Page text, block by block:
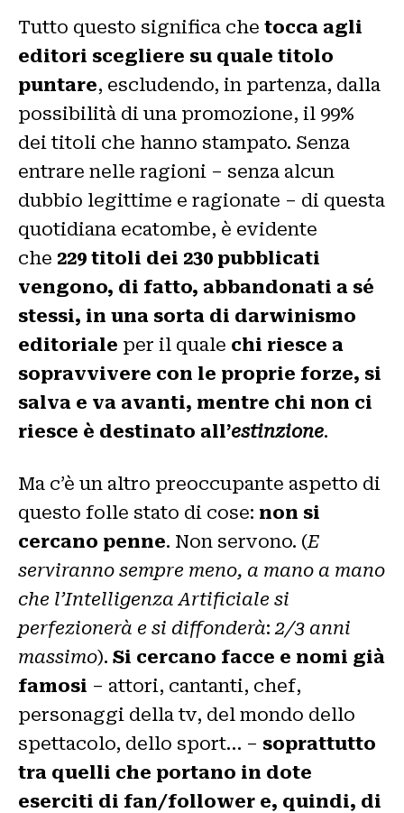
Tutto questo significa che tocca agli
editori scegliere su quale titolo
puntare, escludendo, in partenza, dalla
possibilità di una promozione, il 99%
dei titoli che hanno stampato. Senza
entrare nelle ragioni – senza alcun
dubbio legittime e ragionate – di questa
quotidiana ecatombe, è evidente
che 229 titoli dei 230 pubblicati
vengono, di fatto, abbandonati a sé
stessi, in una sorta di darwinismo
editoriale per il quale chi riesce a
sopravvivere con le proprie forze, si
salva e va avanti, mentre chi non ci
riesce è destinato all’estinzione.
Ma c’è un altro preoccupante aspetto di
questo folle stato di cose: non si
cercano penne. Non servono. (E
serviranno sempre meno, a mano a mano
che l’Intelligenza Artificiale si
perfezionerà e si diffonderà: 2/3 anni
massimo). Si cercano facce e nomi già
famosi – attori, cantanti, chef,
personaggi della tv, del mondo dello
spettacolo, dello sport… – soprattutto
tra quelli che portano in dote
eserciti di fan/follower e, quindi, di